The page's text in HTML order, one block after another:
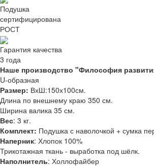
Подушка
сертифицирована
РОСТ
Гарантия качества
3 года
Наше производство "Философия
U-образная
Размер: ВхШ:150х100см.
Длина по внешнему краю 350 см.
Ширина валика 35 см.
Вес: 3 кг.
Комплект: Подушка с наволочкой + сумка
Наперник: Хлопок 100%
Трикотажная ткань - выработка под шёлк.
Наполнитель: Холлофайбер